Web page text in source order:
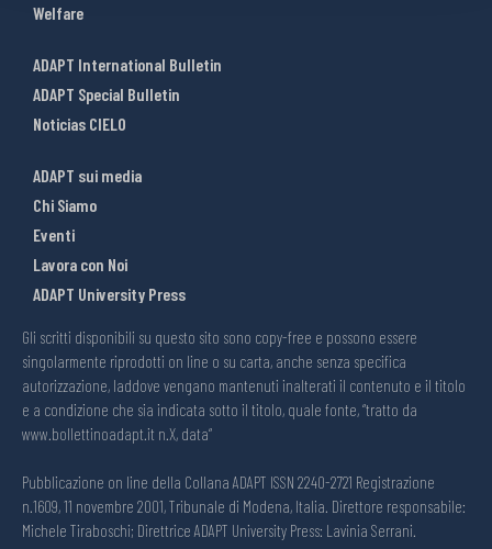
Welfare
ADAPT International Bulletin
ADAPT Special Bulletin
Noticias CIELO
ADAPT sui media
Chi Siamo
Eventi
Lavora con Noi
ADAPT University Press
Gli scritti disponibili su questo sito sono copy-free e possono essere
singolarmente riprodotti on line o su carta, anche senza specifica
autorizzazione, laddove vengano mantenuti inalterati il contenuto e il titolo
e a condizione che sia indicata sotto il titolo, quale fonte, “tratto da
www.bollettinoadapt.it n.X, data“
Pubblicazione on line della Collana ADAPT ISSN 2240-2721 Registrazione
n.1609, 11 novembre 2001, Tribunale di Modena, Italia. Direttore responsabile:
Michele Tiraboschi; Direttrice ADAPT University Press: Lavinia Serrani.